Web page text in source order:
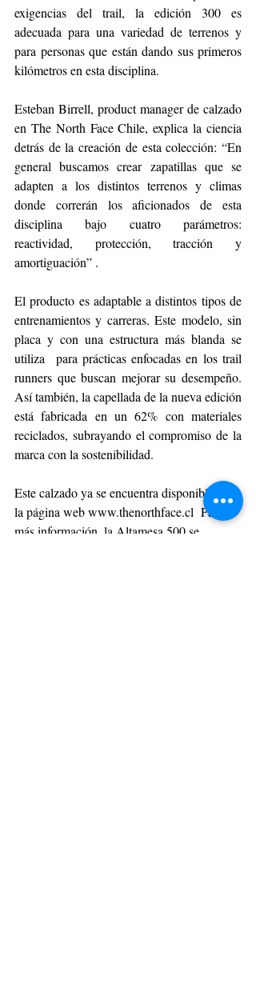
exigencias del trail, la edición 300 es
adecuada para una variedad de terrenos y
para personas que están dando sus primeros
kilómetros en esta disciplina.
Esteban Birrell, product manager de calzado
en The North Face Chile, explica la ciencia
detrás de la creación de esta colección: “En
general buscamos crear zapatillas que se
adapten a los distintos terrenos y climas
donde correrán los aficionados de esta
disciplina bajo cuatro parámetros:
reactividad, protección, tracción y
amortiguación” .
El producto es adaptable a distintos tipos de
entrenamientos y carreras. Este modelo, sin
placa y con una estructura más blanda se
utiliza  para prácticas enfocadas en los trail
runners que buscan mejorar su desempeño.
Así también, la capellada de la nueva edición
está fabricada en un 62% con materiales
reciclados, subrayando el compromiso de la
marca con la sostenibilidad.
Este calzado ya se encuentra disponible en
la página web www.thenorthface.cl Para
más información, la Altamesa 500 se